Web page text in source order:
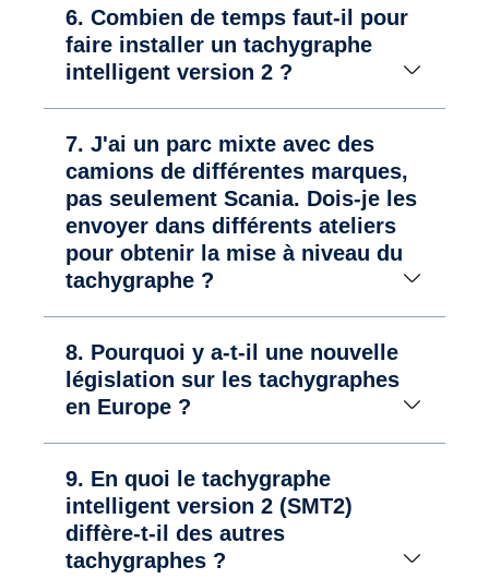
6. Combien de temps faut-il pour
faire installer un tachygraphe
intelligent version 2 ?
7. J'ai un parc mixte avec des
camions de différentes marques,
pas seulement Scania. Dois-je les
envoyer dans différents ateliers
pour obtenir la mise à niveau du
tachygraphe ?
8. Pourquoi y a-t-il une nouvelle
législation sur les tachygraphes
en Europe ?
9. En quoi le tachygraphe
intelligent version 2 (SMT2)
diffère-t-il des autres
tachygraphes ?